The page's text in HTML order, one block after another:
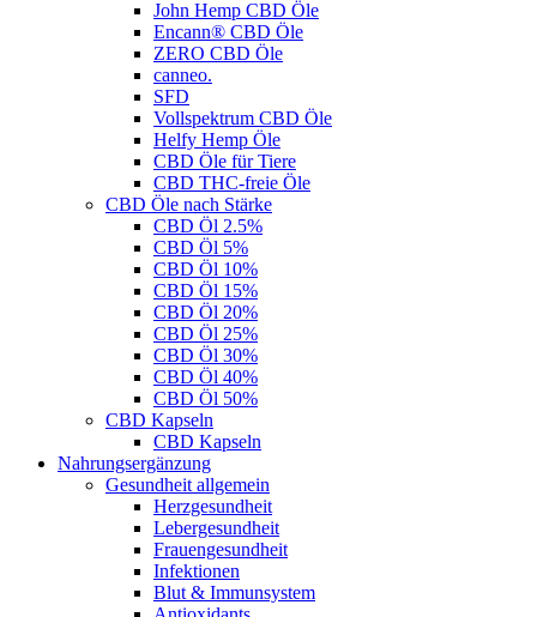
John Hemp CBD Öle
Encann® CBD Öle
ZERO CBD Öle
canneo.
SFD
Vollspektrum CBD Öle
Helfy Hemp Öle
CBD Öle für Tiere
CBD THC-freie Öle
CBD Öle nach Stärke
CBD Öl 2.5%
CBD Öl 5%
CBD Öl 10%
CBD Öl 15%
CBD Öl 20%
CBD Öl 25%
CBD Öl 30%
CBD Öl 40%
CBD Öl 50%
CBD Kapseln
CBD Kapseln
Nahrungsergänzung
Gesundheit allgemein
Herzgesundheit
Lebergesundheit
Frauengesundheit
Infektionen
Blut & Immunsystem